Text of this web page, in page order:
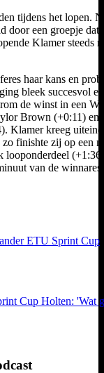
tijdens het lopen.
door een groepje dat
Klamer steeds
haar kans en
bleek succesvol
de winst in een
Brown (+0:11) en
Klamer kreeg
finishte zij op een
looponderdeel
van de winnares
ETU Sprint Cup
Cup Holten: 'Wat